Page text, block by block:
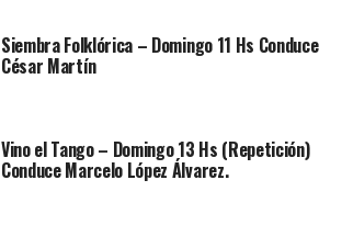
Siembra Folklórica – Domingo 11 Hs Conduce
César Martín
Vino el Tango – Domingo 13 Hs (Repetición)
Conduce Marcelo López Álvarez.